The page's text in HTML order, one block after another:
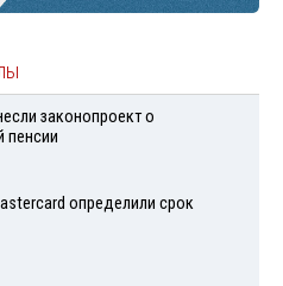
законопроект о
пенсии
определили срок